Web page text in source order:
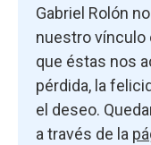
Gabriel Rolón
nuestro vínculo
que éstas nos
pérdida, la
el deseo.
a través de la